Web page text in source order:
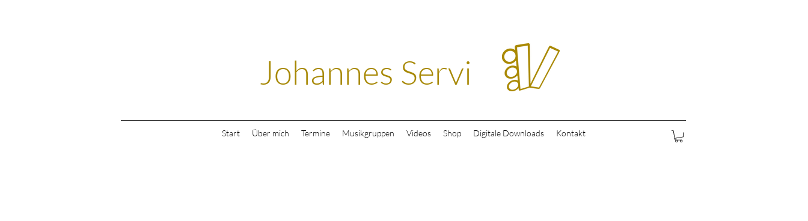
Johannes Servi
Start Über mich Termine Musikgruppen Videos Shop Digitale Downloads Kontakt